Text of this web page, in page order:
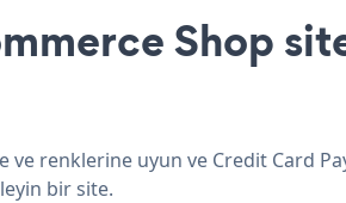
Shop
ve renklerine uyun ve Credit Card
bir site.